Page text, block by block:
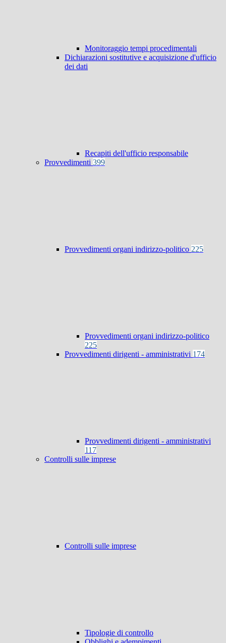
Monitoraggio tempi procedimentali
Dichiarazioni sostitutive e acquisizione d'ufficio
dei dati
Recapiti dell'ufficio responsabile
Provvedimenti 399
Provvedimenti organi indirizzo-politico 225
Provvedimenti organi indirizzo-politico
225
Provvedimenti dirigenti - amministrativi 174
Provvedimenti dirigenti - amministrativi
117
Controlli sulle imprese
Controlli sulle imprese
Tipologie di controllo